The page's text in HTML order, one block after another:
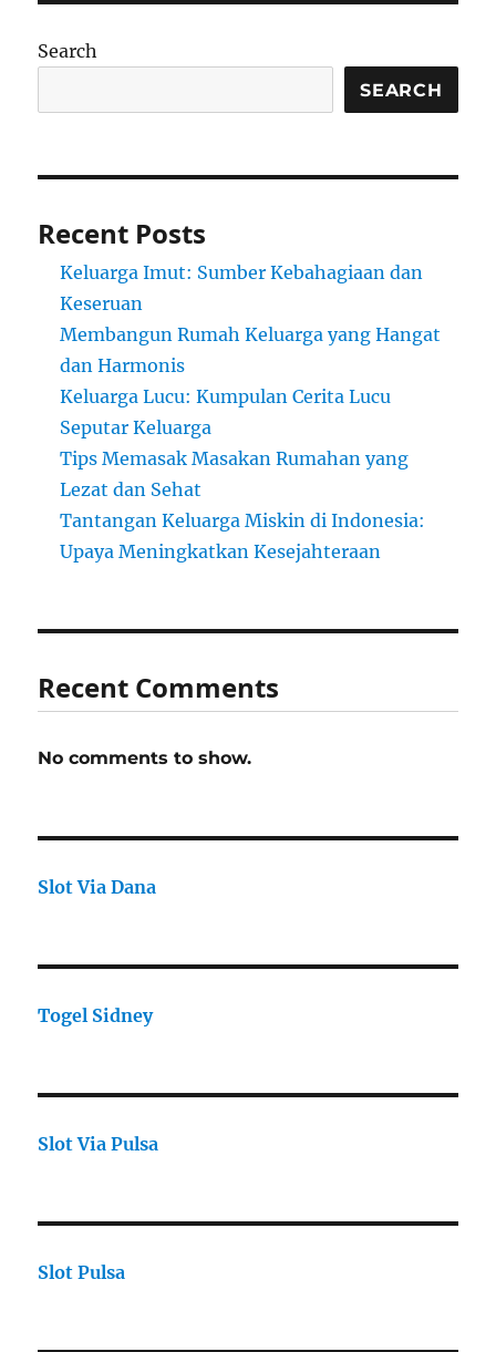
Search
SEARCH
Recent Posts
Keluarga Imut: Sumber Kebahagiaan dan
Keseruan
Membangun Rumah Keluarga yang Hangat
dan Harmonis
Keluarga Lucu: Kumpulan Cerita Lucu
Seputar Keluarga
Tips Memasak Masakan Rumahan yang
Lezat dan Sehat
Tantangan Keluarga Miskin di Indonesia:
Upaya Meningkatkan Kesejahteraan
Recent Comments
No comments to show.
Slot Via Dana
Togel Sidney
Slot Via Pulsa
Slot Pulsa